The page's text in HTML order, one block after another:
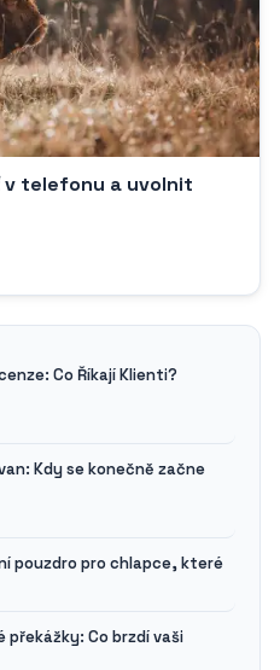
telefonu a uvolnit
Co Říkají Klienti?
Kdy se konečně začne
pouzdro pro chlapce, které
překážky: Co brzdí vaši